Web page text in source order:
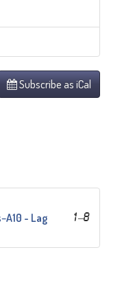
Subscribe as iCal
1–8
–A10 - Lag